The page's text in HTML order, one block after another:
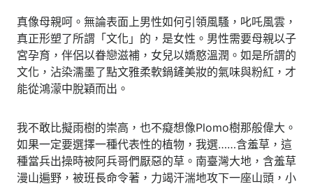
真像母親呵。無論表面上男性如何引領風騷，叱吒風雲，
真正形塑了所謂「文化」的，是女性。男性需要母親以子
宮孕育，伴侶以眷戀滋補，女兒以嬌憨溫潤。如是所謂的
文化，沾染濡墨了點文雅柔軟鍋鏟美妝的氣味與粉紅，才
能從鴻濛中脫穎而出。
我不敢比擬雨樹的崇高，也不癡想像Plomo樹那般偉大。
如果一定要選擇一種代表性的植物，我選……含羞草，這
種當兵出操時被阿兵哥們厭惡的草。南臺灣大地，含羞草
漫山遍野，被班長命令著，力竭汗湍地攻下一座山頭，小